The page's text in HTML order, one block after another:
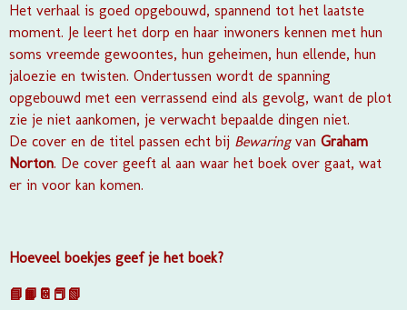
Het verhaal is goed opgebouwd, spannend tot het laatste
moment. Je leert het dorp en haar inwoners kennen met hun
soms vreemde gewoontes, hun geheimen, hun ellende, hun
jaloezie en twisten. Ondertussen wordt de spanning
opgebouwd met een verrassend eind als gevolg, want de plot
zie je niet aankomen, je verwacht bepaalde dingen niet.
De cover en de titel passen echt bij Bewaringvan Graham
Norton. De cover geeft al aan waar het boek over gaat, wat
er in voor kan komen.
Hoeveel boekjes geef je het boek?
📘📙📔📕📗